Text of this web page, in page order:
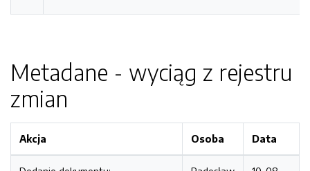
Metadane - wyciąg z rejestru
zmian
Akcja Osoba Data